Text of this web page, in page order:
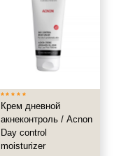
Крем дневной
акнеконтроль / Acnon
Day control
moisturizer